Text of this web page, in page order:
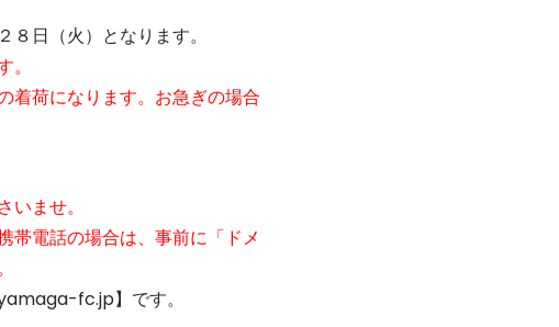
日（火）となります。
着荷になります。お急ぎの場合
ませ。
帯電話の場合は、事前に「ドメ
fc.jp】です。